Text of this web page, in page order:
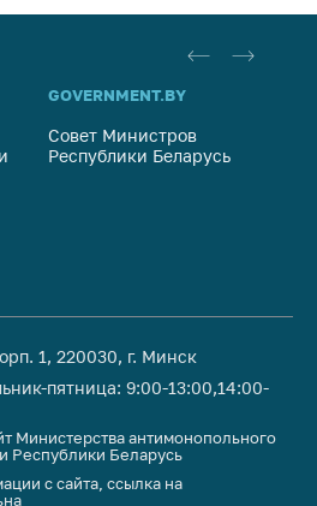
GOVERNMENT.BY
Совет Министров
Республики Беларусь
1, 220030, г. Минск
пятница: 9:00-13:00,14:00-
Министерства антимонопольного
Республики Беларусь
с сайта, ссылка на